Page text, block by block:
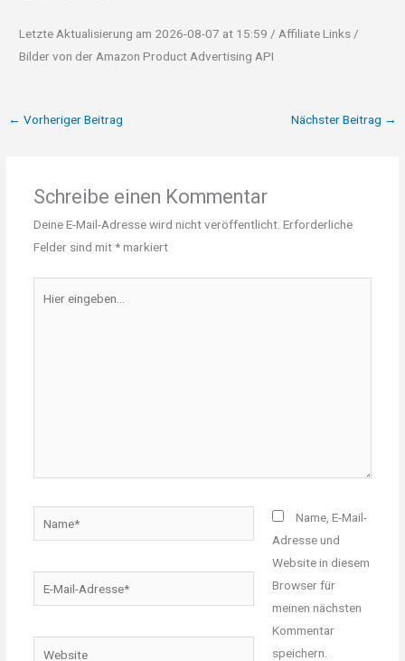
Letzte Aktualisierung am 2026-08-07 at 15:59 / Affiliate Links /
Bilder von der Amazon Product Advertising API
← Vorheriger Beitrag Nächster Beitrag →
Schreibe einen Kommentar
Deine E-Mail-Adresse wird nicht veröffentlicht. Erforderliche
Felder sind mit*markiert
eingeben…
Mail-
Website
Name, E-Mail-
Adresse und
Website in diesem
Browser für
meinen nächsten
Kommentar
speichern.